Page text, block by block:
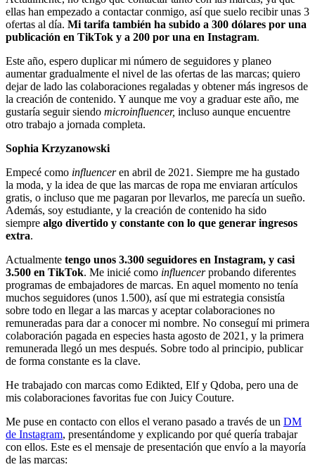
ellas han empezado a contactar conmigo, así que suelo recibir unas 3
ofertas al día. Mi tarifa también ha subido a 300 dólares por una
publicación en TikTok y a 200 por una en Instagram.
Este año, espero duplicar mi número de seguidores y planeo
aumentar gradualmente el nivel de las ofertas de las marcas; quiero
dejar de lado las colaboraciones regaladas y obtener más ingresos de
la creación de contenido. Y aunque me voy a graduar este año, me
gustaría seguir siendo microinfluencer, incluso aunque encuentre
otro trabajo a jornada completa.
Sophia Krzyzanowski
Empecé como influenceren abril de 2021. Siempre me ha gustado
la moda, y la idea de que las marcas de ropa me enviaran artículos
gratis, o incluso que me pagaran por llevarlos, me parecía un sueño.
Además, soy estudiante, y la creación de contenido ha sido
siempre algo divertido y constante con lo que generar ingresos
extra.
Actualmente tengo unos 3.300 seguidores en Instagram, y casi
3.500 en TikTok. Me inicié como influencerprobando diferentes
programas de embajadores de marcas. En aquel momento no tenía
muchos seguidores (unos 1.500), así que mi estrategia consistía
sobre todo en llegar a las marcas y aceptar colaboraciones no
remuneradas para dar a conocer mi nombre. No conseguí mi primera
colaboración pagada en especies hasta agosto de 2021, y la primera
remunerada llegó un mes después. Sobre todo al principio, publicar
de forma constante es la clave.
He trabajado con marcas como Edikted, Elf y Qdoba, pero una de
mis colaboraciones favoritas fue con Juicy Couture.
Me puse en contacto con ellos el verano pasado a través de un DM
de Instagram, presentándome y explicando por qué quería trabajar
con ellos. Este es el mensaje de presentación que envío a la mayoría
de las marcas: